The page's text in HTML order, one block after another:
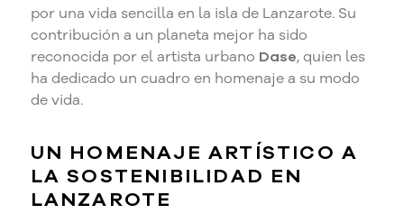
por una vida sencilla en la isla de Lanzarote. Su
contribución a un planeta mejor ha sido
reconocida por el artista urbano Dase, quien les
ha dedicado un cuadro en homenaje a su modo
de vida.
UN HOMENAJE ARTÍSTICO A
LA SOSTENIBILIDAD EN
LANZAROTE